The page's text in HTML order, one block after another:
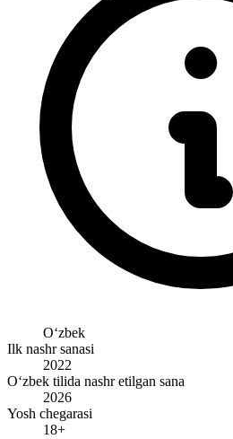
Oʻzbek
Ilk nashr sanasi
2022
O‘zbek tilida nashr etilgan sana
2026
Yosh chegarasi
18+